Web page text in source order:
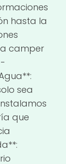
hasta la
camper
sea
que